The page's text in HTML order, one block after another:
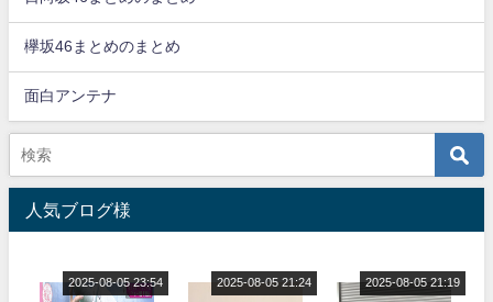
欅坂46まとめのまとめ
面白アンテナ
人気ブログ様
2025-08-05 23:54 2025-08-05 21:24 2025-08-05 21:19